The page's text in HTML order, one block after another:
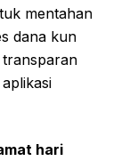
mentahan
dana kun
transparan
hari